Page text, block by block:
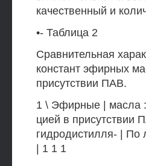
качественный и
•- Таблица 2
Сравнительная
констант эфирных
присутствии ПАВ.
1 \ Эфирные | масла :
цией в присутствии
гидродистилля- | По
| 1 1 1